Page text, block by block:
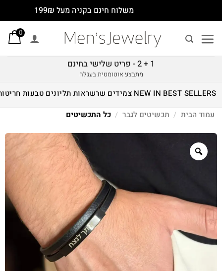
משלוח חינם בקניה מעל 199₪
0
1 + 2 - פריט שלישי בחינם
מתבצע אוטומטית בעגלה
BEST SELLERS
NEW IN צמידים שרשראותתליונים טבעותחריטות
עמוד הבית
/ תכשיטים לגבר / כל התכשיטים
Zoom